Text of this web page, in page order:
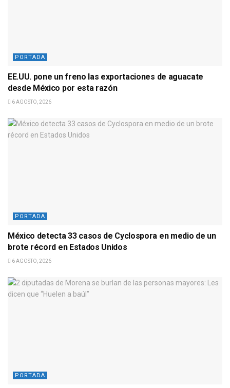
PORTADA
EE.UU. pone un freno las exportaciones de aguacate
desde México por esta razón
6 AGOSTO, 2026
PORTADA
México detecta 33 casos de Cyclospora en medio de un
brote récord en Estados Unidos
6 AGOSTO, 2026
PORTADA